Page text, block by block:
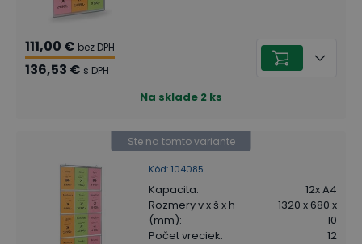
111,00 € bez DPH
136,53 € s DPH
Na sklade 2 ks
Kód: 104085
Ste na tomto variante
Kapacita:
12x A4
Rozmery v x š x h
(mm):
1320 x 680 x
10
Počet vreciek: 12